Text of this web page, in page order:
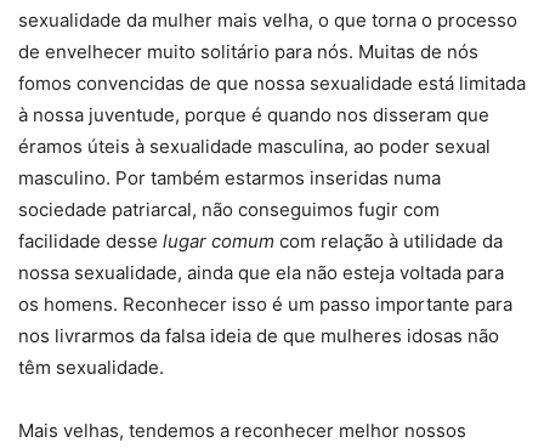
sexualidade da mulher mais velha, o que torna o processo
de envelhecer muito solitário para nós. Muitas de nós
fomos convencidas de que nossa sexualidade está limitada
à nossa juventude, porque é quando nos disseram que
éramos úteis à sexualidade masculina, ao poder sexual
masculino. Por também estarmos inseridas numa
sociedade patriarcal, não conseguimos fugir com
facilidade desse lugar comum com relação à utilidade da
nossa sexualidade, ainda que ela não esteja voltada para
os homens. Reconhecer isso é um passo importante para
nos livrarmos da falsa ideia de que mulheres idosas não
têm sexualidade.
Mais velhas, tendemos a reconhecer melhor nossos